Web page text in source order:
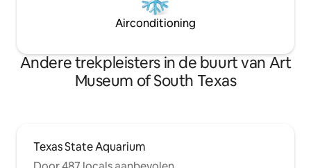
Airconditioning
Andere trekpleisters in de buurt van Art
Museum of South Texas
Texas State Aquarium